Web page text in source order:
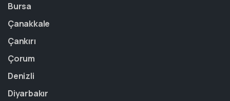
Bursa
Çanakkale
Çankırı
Çorum
Denizli
Diyarbakır